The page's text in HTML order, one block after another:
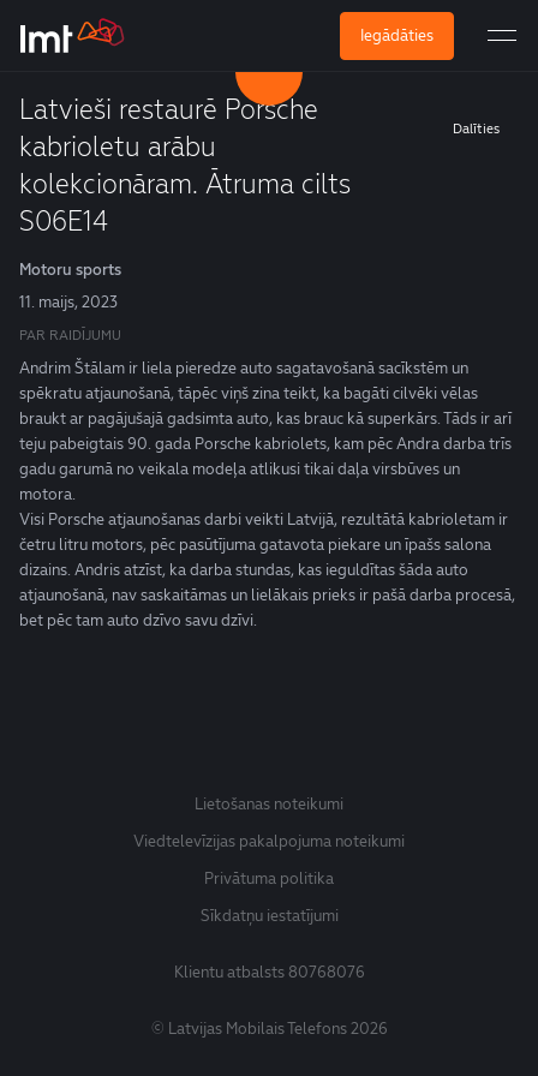
Iegādāties
Latvieši restaurē Porsche
kabrioletu arābu
kolekcionāram. Ātruma cilts
S06E14
Dalīties
Motoru sports
11. maijs, 2023
PAR RAIDĪJUMU
Andrim Štālam ir liela pieredze auto sagatavošanā sacīkstēm un
spēkratu atjaunošanā, tāpēc viņš zina teikt, ka bagāti cilvēki vēlas
braukt ar pagājušajā gadsimta auto, kas brauc kā superkārs. Tāds ir arī
teju pabeigtais 90. gada Porsche kabriolets, kam pēc Andra darba trīs
gadu garumā no veikala modeļa atlikusi tikai daļa virsbūves un
motora.
Visi Porsche atjaunošanas darbi veikti Latvijā, rezultātā kabrioletam ir
četru litru motors, pēc pasūtījuma gatavota piekare un īpašs salona
dizains. Andris atzīst, ka darba stundas, kas ieguldītas šāda auto
atjaunošanā, nav saskaitāmas un lielākais prieks ir pašā darba procesā,
bet pēc tam auto dzīvo savu dzīvi.
Lietošanas noteikumi
Viedtelevīzijas pakalpojuma noteikumi
Privātuma politika
Sīkdatņu iestatījumi
Klientu atbalsts80768076
© Latvijas Mobilais Telefons 2026